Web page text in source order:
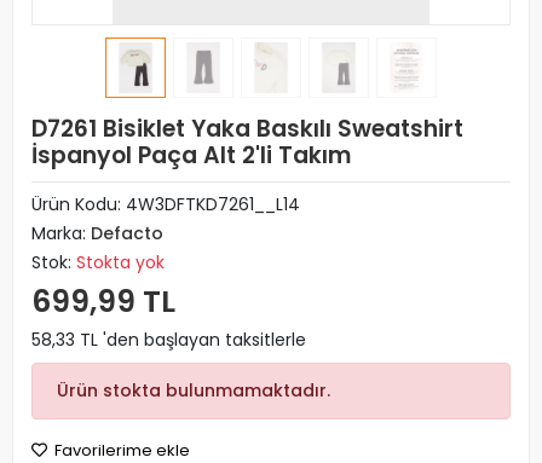
D7261 Bisiklet Yaka Baskılı Sweatshirt
İspanyol Paça Alt 2'li Takım
Ürün Kodu: 4W3DFTKD7261__L14
Marka: Defacto
Stok: Stokta yok
699,99 TL
58,33 TL 'den başlayan taksitlerle
Ürün stokta bulunmamaktadır.
Favorilerime ekle